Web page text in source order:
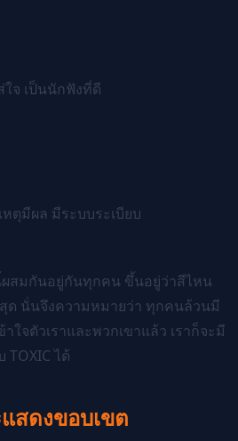
จ เป็นนักฟังที่ดี
ตุมีผล มีระบบระเบียบ
สมกันอยู่กันทุกคน ขึ้นอยู่ว่าสีไหน
ด นั่นจึงความหมายว่า ทุกคนล้วนมี
ใจตัวเราและพวกเขาแล้ว เราก็จะมี
ได้
สดงขอบเขต